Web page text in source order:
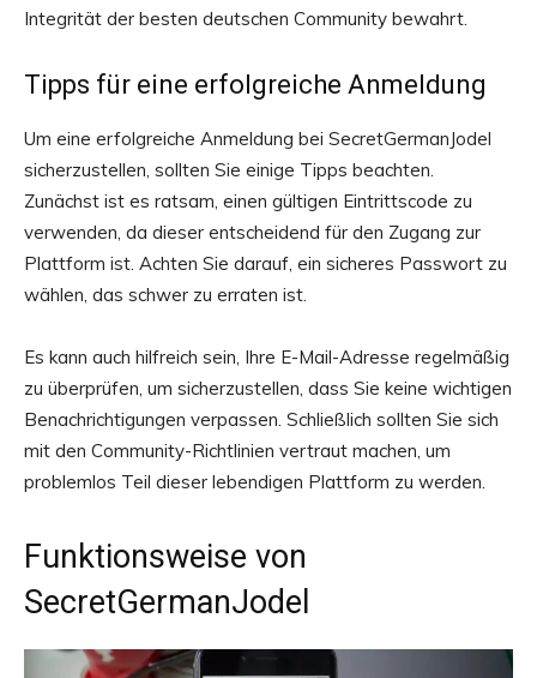
Integrität der besten deutschen Community bewahrt.
Tipps für eine erfolgreiche Anmeldung
Um eine erfolgreiche Anmeldung bei SecretGermanJodel
sicherzustellen, sollten Sie einige Tipps beachten.
Zunächst ist es ratsam, einen gültigen Eintrittscode zu
verwenden, da dieser entscheidend für den Zugang zur
Plattform ist. Achten Sie darauf, ein sicheres Passwort zu
wählen, das schwer zu erraten ist.
Es kann auch hilfreich sein, Ihre E-Mail-Adresse regelmäßig
zu überprüfen, um sicherzustellen, dass Sie keine wichtigen
Benachrichtigungen verpassen. Schließlich sollten Sie sich
mit den Community-Richtlinien vertraut machen, um
problemlos Teil dieser lebendigen Plattform zu werden.
Funktionsweise von
SecretGermanJodel